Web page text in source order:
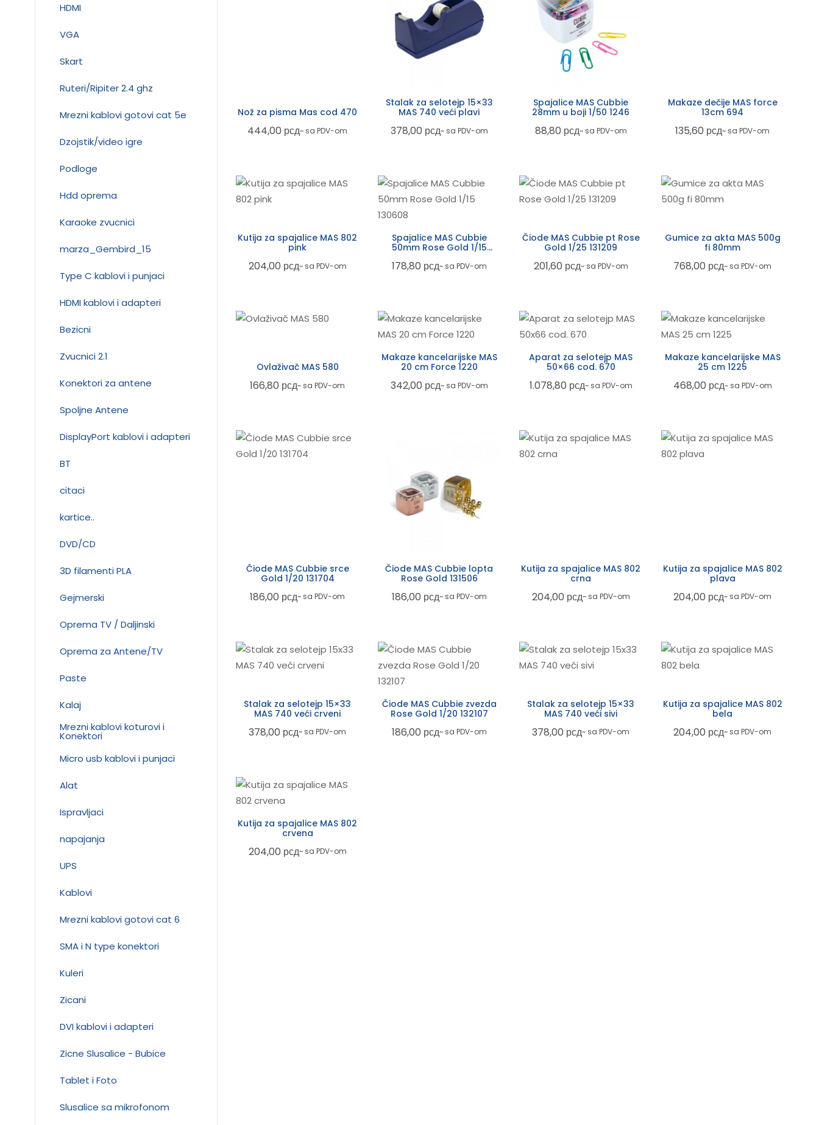
Nož za pisma Mas cod 470
444,00 рсд~ sa PDV-om
Stalak za selotejp 15×33
MAS 740 veći plavi
378,00 рсд~ sa PDV-om
Spajalice MAS Cubbie
28mm u boji 1/50 1246
88,80 рсд~ sa PDV-om
Makaze dečije MAS force
13cm 694
135,60 рсд~ sa PDV-om
Kutija za spajalice MAS 802
pink
204,00 рсд~ sa PDV-om
Spajalice MAS Cubbie
50mm Rose Gold 1/15
178,80 рсд~ sa PDV-om
Čiode MAS Cubbie pt Rose
Gold 1/25 131209
201,60 рсд~ sa PDV-om
Gumice za akta MAS 500g
fi 80mm
768,00 рсд~ sa PDV-om
Ovlaživač MAS 580
166,80 рсд~ sa PDV-om
Makaze kancelarijske MAS
20 cm Force 1220
342,00 рсд~ sa PDV-om
Aparat za selotejp MAS
50×66 cod. 670
1.078,80 рсд~ sa PDV-om
Makaze kancelarijske MAS
25 cm 1225
468,00 рсд~ sa PDV-om
Čiode MAS Cubbie srce
Gold 1/20 131704
186,00 рсд~ sa PDV-om
Čiode MAS Cubbie lopta
Rose Gold 131506
186,00 рсд~ sa PDV-om
Kutija za spajalice MAS 802
crna
204,00 рсд~ sa PDV-om
Kutija za spajalice MAS 802
plava
204,00 рсд~ sa PDV-om
Stalak za selotejp 15×33
MAS 740 veći crveni
378,00 рсд~ sa PDV-om
Čiode MAS Cubbie zvezda
Rose Gold 1/20 132107
186,00 рсд~ sa PDV-om
Stalak za selotejp 15×33
MAS 740 veći sivi
378,00 рсд~ sa PDV-om
Kutija za spajalice MAS 802
bela
204,00 рсд~ sa PDV-om
Kutija za spajalice MAS 802
crvena
204,00 рсд~ sa PDV-om
HDMI
VGA
Skart
Ruteri/Ripiter 2.4 ghz
Mrezni kablovi gotovi cat 5e
Dzojstik/video igre
Podloge
Hdd oprema
Karaoke zvucnici
marza_Gembird_15
Type C kablovi i punjaci
HDMI kablovi i adapteri
Bezicni
Zvucnici 2.1
Konektori za antene
Spoljne Antene
DisplayPort kablovi i adapteri
BT
citaci
kartice..
DVD/CD
3D filamenti PLA
Gejmerski
Oprema TV / Daljinski
Oprema za Antene/TV
Paste
Kalaj
Mrezni kablovi koturovi i
Konektori
Micro usb kablovi i punjaci
Alat
Ispravljaci
napajanja
UPS
Kablovi
Mrezni kablovi gotovi cat 6
SMA i N type konektori
Kuleri
Zicani
DVI kablovi i adapteri
Zicne Slusalice - Bubice
Tablet i Foto
Slusalice sa mikrofonom